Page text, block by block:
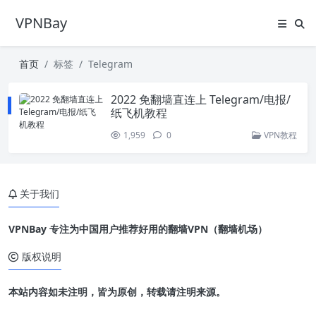
VPNBay
首页 标签 Telegram
2022 免翻墙直连上 Telegram/电报/
纸飞机教程
1,959 0 VPN教程
关于我们
VPNBay 专注为中国用户推荐好用的翻墙VPN（翻墙机场）
版权说明
本站内容如未注明，皆为原创，转载请注明来源。